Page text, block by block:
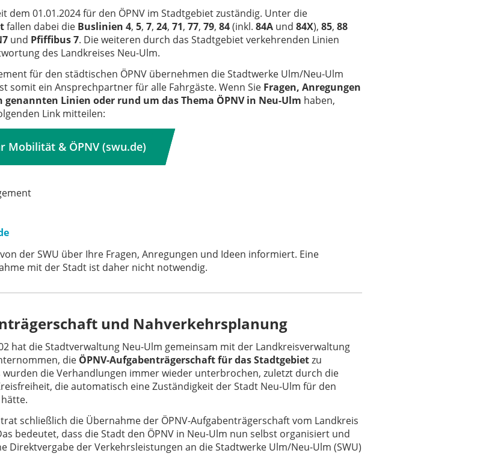
dem 01.01.2024 für den ÖPNV im Stadtgebiet zuständig. Unter die
fallen dabei die Buslinien 4, 5, 7, 24, 71, 77, 79, 84(inkl. 84A und 84X), 85, 88
und Pfiffibus 7. Die weiteren durch das Stadtgebiet verkehrenden Linien
des Landkreises Neu-Ulm.
für den städtischen ÖPNV übernehmen die Stadtwerke Ulm/Neu-Ulm
somit ein Ansprechpartner für alle Fahrgäste. Wenn Sie Fragen, Anregungen
Linien oder rund um das Thema ÖPNV in Neu-Ulm haben,
Link mitteilen:
Mobilität & ÖPNV (swu.de)
der SWU über Ihre Fragen, Anregungen und Ideen informiert. Eine
mit der Stadt ist daher nicht notwendig.
und Nahverkehrsplanung
hat die Stadtverwaltung Neu-Ulm gemeinsam mit der Landkreisverwaltung
die ÖPNV-Aufgabenträgerschaft für das Stadtgebietzu
die Verhandlungen immer wieder unterbrochen, zuletzt durch die
die automatisch eine Zuständigkeit der Stadt Neu-Ulm für den
schließlich die Übernahme der ÖPNV-Aufgabenträgerschaft vom Landkreis
bedeutet, dass die Stadt den ÖPNV in Neu-Ulm nun selbst organisiert und
Direktvergabe der Verkehrsleistungen an die Stadtwerke Ulm/Neu-Ulm (SWU)